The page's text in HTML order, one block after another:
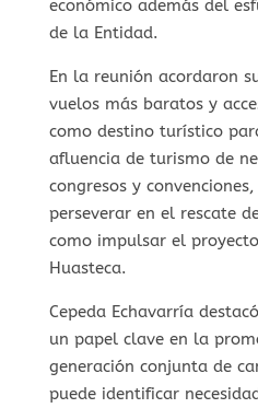
económico además del
de la Entidad.
En la reunión acordaron
vuelos más baratos y
como destino turístico
afluencia de turismo de
congresos y
perseverar en el rescate
como impulsar el
Huasteca.
Cepeda Echavarría
un papel clave en la
generación conjunta de
puede identificar